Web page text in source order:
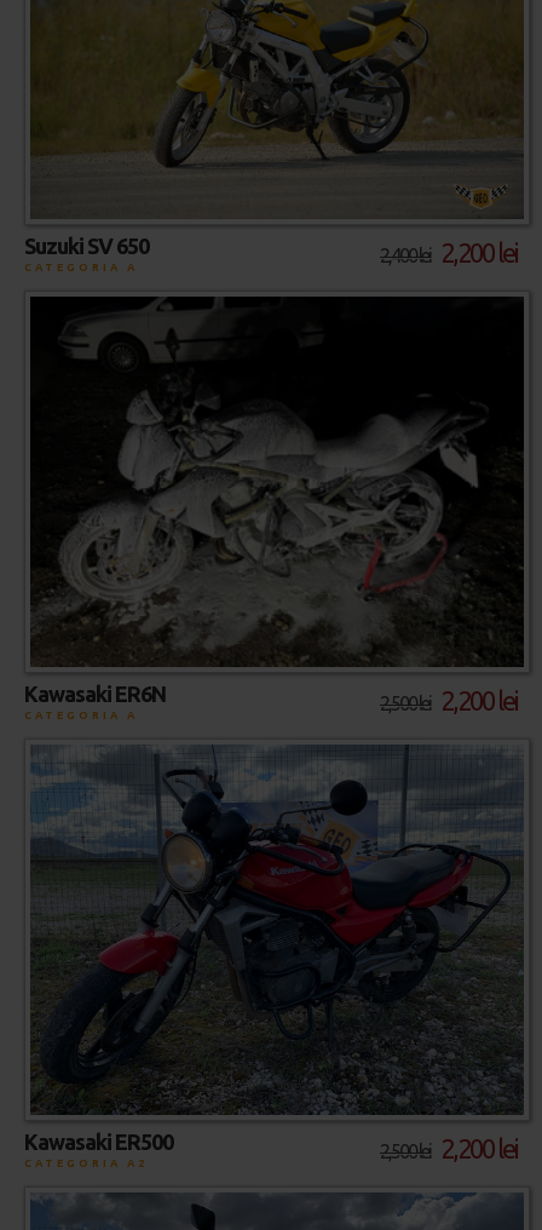
2,400 lei 2,200 lei
Suzuki SV 650
CATEGORIA A
2,500 lei 2,200 lei
Kawasaki ER6N
CATEGORIA A
2,500 lei 2,200 lei
Kawasaki ER500
CATEGORIA A2